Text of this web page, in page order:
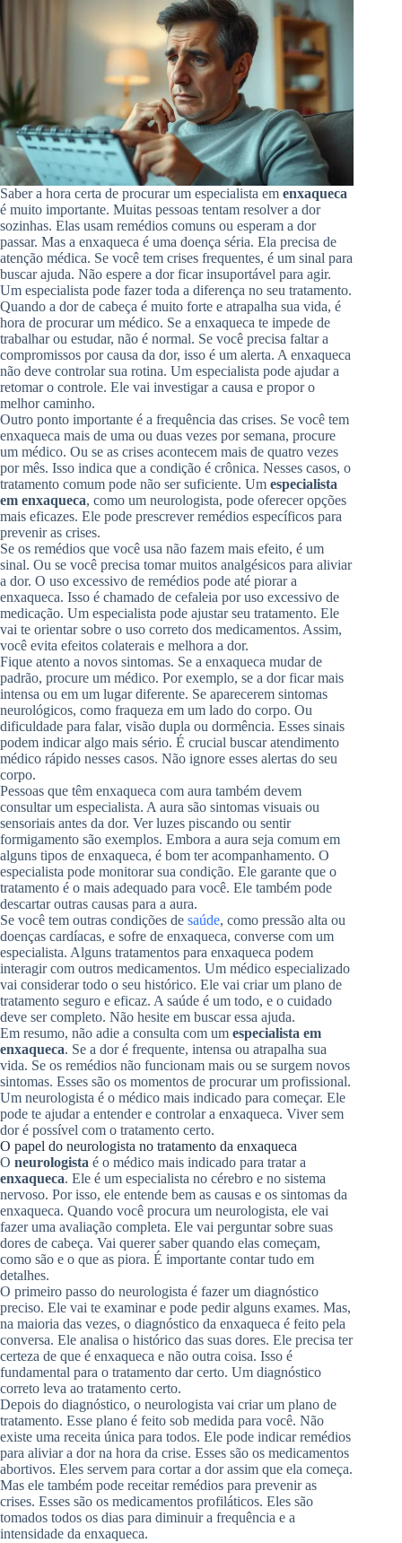
Saber a hora certa de procurar um especialista em enxaqueca
é muito importante. Muitas pessoas tentam resolver a dor
sozinhas. Elas usam remédios comuns ou esperam a dor
passar. Mas a enxaqueca é uma doença séria. Ela precisa de
atenção médica. Se você tem crises frequentes, é um sinal para
buscar ajuda. Não espere a dor ficar insuportável para agir.
Um especialista pode fazer toda a diferença no seu tratamento.
Quando a dor de cabeça é muito forte e atrapalha sua vida, é
hora de procurar um médico. Se a enxaqueca te impede de
trabalhar ou estudar, não é normal. Se você precisa faltar a
compromissos por causa da dor, isso é um alerta. A enxaqueca
não deve controlar sua rotina. Um especialista pode ajudar a
retomar o controle. Ele vai investigar a causa e propor o
melhor caminho.
Outro ponto importante é a frequência das crises. Se você tem
enxaqueca mais de uma ou duas vezes por semana, procure
um médico. Ou se as crises acontecem mais de quatro vezes
por mês. Isso indica que a condição é crônica. Nesses casos, o
tratamento comum pode não ser suficiente. Um especialista
em enxaqueca, como um neurologista, pode oferecer opções
mais eficazes. Ele pode prescrever remédios específicos para
prevenir as crises.
Se os remédios que você usa não fazem mais efeito, é um
sinal. Ou se você precisa tomar muitos analgésicos para aliviar
a dor. O uso excessivo de remédios pode até piorar a
enxaqueca. Isso é chamado de cefaleia por uso excessivo de
medicação. Um especialista pode ajustar seu tratamento. Ele
vai te orientar sobre o uso correto dos medicamentos. Assim,
você evita efeitos colaterais e melhora a dor.
Fique atento a novos sintomas. Se a enxaqueca mudar de
padrão, procure um médico. Por exemplo, se a dor ficar mais
intensa ou em um lugar diferente. Se aparecerem sintomas
neurológicos, como fraqueza em um lado do corpo. Ou
dificuldade para falar, visão dupla ou dormência. Esses sinais
podem indicar algo mais sério. É crucial buscar atendimento
médico rápido nesses casos. Não ignore esses alertas do seu
corpo.
Pessoas que têm enxaqueca com aura também devem
consultar um especialista. A aura são sintomas visuais ou
sensoriais antes da dor. Ver luzes piscando ou sentir
formigamento são exemplos. Embora a aura seja comum em
alguns tipos de enxaqueca, é bom ter acompanhamento. O
especialista pode monitorar sua condição. Ele garante que o
tratamento é o mais adequado para você. Ele também pode
descartar outras causas para a aura.
Se você tem outras condições de saúde, como pressão alta ou
doenças cardíacas, e sofre de enxaqueca, converse com um
especialista. Alguns tratamentos para enxaqueca podem
interagir com outros medicamentos. Um médico especializado
vai considerar todo o seu histórico. Ele vai criar um plano de
tratamento seguro e eficaz. A saúde é um todo, e o cuidado
deve ser completo. Não hesite em buscar essa ajuda.
Em resumo, não adie a consulta com um especialista em
enxaqueca. Se a dor é frequente, intensa ou atrapalha sua
vida. Se os remédios não funcionam mais ou se surgem novos
sintomas. Esses são os momentos de procurar um profissional.
Um neurologista é o médico mais indicado para começar. Ele
pode te ajudar a entender e controlar a enxaqueca. Viver sem
dor é possível com o tratamento certo.
O papel do neurologista no tratamento da enxaqueca
O neurologista é o médico mais indicado para tratar a
enxaqueca. Ele é um especialista no cérebro e no sistema
nervoso. Por isso, ele entende bem as causas e os sintomas da
enxaqueca. Quando você procura um neurologista, ele vai
fazer uma avaliação completa. Ele vai perguntar sobre suas
dores de cabeça. Vai querer saber quando elas começam,
como são e o que as piora. É importante contar tudo em
detalhes.
O primeiro passo do neurologista é fazer um diagnóstico
preciso. Ele vai te examinar e pode pedir alguns exames. Mas,
na maioria das vezes, o diagnóstico da enxaqueca é feito pela
conversa. Ele analisa o histórico das suas dores. Ele precisa ter
certeza de que é enxaqueca e não outra coisa. Isso é
fundamental para o tratamento dar certo. Um diagnóstico
correto leva ao tratamento certo.
Depois do diagnóstico, o neurologista vai criar um plano de
tratamento. Esse plano é feito sob medida para você. Não
existe uma receita única para todos. Ele pode indicar remédios
para aliviar a dor na hora da crise. Esses são os medicamentos
abortivos. Eles servem para cortar a dor assim que ela começa.
Mas ele também pode receitar remédios para prevenir as
crises. Esses são os medicamentos profiláticos. Eles são
tomados todos os dias para diminuir a frequência e a
intensidade da enxaqueca.